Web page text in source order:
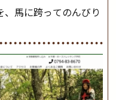
馬に跨ってのんびり